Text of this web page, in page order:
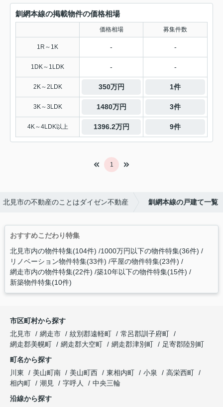
釧網本線の掲載物件の価格相場
価格相場 募集件数
1R～1K - -
1DK～1LDK - -
2K～2LDK 350万円 1件
3K～3LDK 1480万円 3件
4K～4LDK以上 1396.2万円 9件
1
北見市の不動産のことはダイゼン不動産 釧網本線の戸建て一覧
おすすめこだわり特集
北見市内の物件特集(104件) 1000万円以下の物件特集(36件)
リノベーション物件特集(33件) 平屋の物件特集(23件)
網走市内の物件特集(22件) 築10年以下の物件特集(15件)
新築物件特集(10件)
市区町村から探す
北見市
網走市 紋別郡遠軽町
常呂郡訓子府町
網走郡美幌町
網走郡大空町 網走郡津別町
足寄郡陸別町
町名から探す
川東
美山町南 美山町西 東相内町 小泉
高栄西町
相内町
潮見 字呼人
中央三輪
沿線から探す